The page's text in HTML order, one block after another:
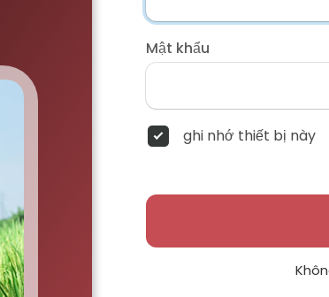
Mật khẩu
ghi nhớ thiết bị này